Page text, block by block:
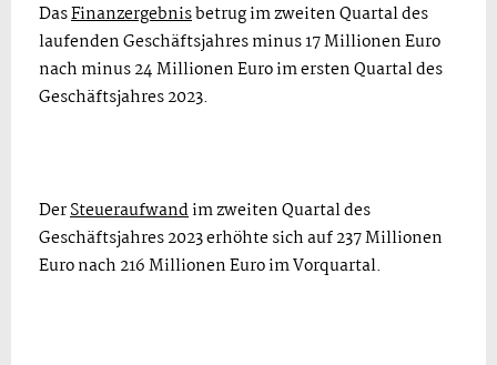
DasFinanzergebnisbetrug im zweiten Quartal des
laufenden Geschäftsjahres minus 17 Millionen Euro
nach minus 24 Millionen Euro im ersten Quartal des
Geschäftsjahres 2023.
DerSteueraufwandim zweiten Quartal des
Geschäftsjahres 2023 erhöhte sich auf 237 Millionen
Euro nach 216 Millionen Euro im Vorquartal.